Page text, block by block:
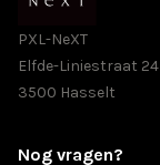
PXL-NeXT
Elfde-Liniestraat 24
3500 Hasselt
Nog vragen?